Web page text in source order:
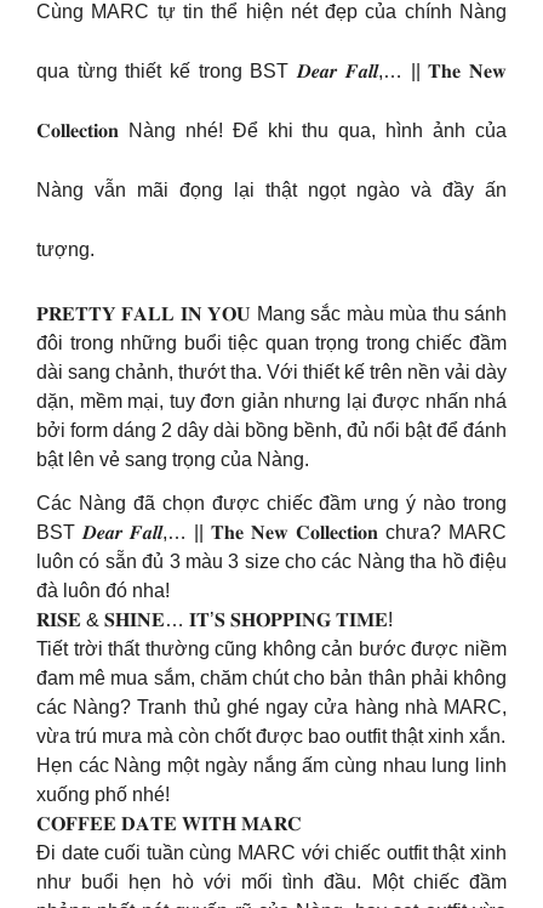
Cùng MARC tự tin thể hiện nét đẹp của chính Nàng
qua từng thiết kế trong BST 𝑫𝒆𝒂𝒓 𝑭𝒂𝒍𝒍,… || 𝐓𝐡𝐞 𝐍𝐞𝐰
𝐂𝐨𝐥𝐥𝐞𝐜𝐭𝐢𝐨𝐧 Nàng nhé! Để khi thu qua, hình ảnh của
Nàng vẫn mãi đọng lại thật ngọt ngào và đầy ấn
tượng.
𝐏𝐑𝐄𝐓𝐓𝐘 𝐅𝐀𝐋𝐋 𝐈𝐍 𝐘𝐎𝐔 Mang sắc màu mùa thu sánh
đôi trong những buổi tiệc quan trọng trong chiếc đầm
dài sang chảnh, thướt tha. Với thiết kế trên nền vải dày
dặn, mềm mại, tuy đơn giản nhưng lại được nhấn nhá
bởi form dáng 2 dây dài bồng bềnh, đủ nổi bật để đánh
bật lên vẻ sang trọng của Nàng.
Các Nàng đã chọn được chiếc đầm ưng ý nào trong
BST 𝑫𝒆𝒂𝒓 𝑭𝒂𝒍𝒍,… || 𝐓𝐡𝐞 𝐍𝐞𝐰 𝐂𝐨𝐥𝐥𝐞𝐜𝐭𝐢𝐨𝐧 chưa? MARC
luôn có sẵn đủ 3 màu 3 size cho các Nàng tha hồ điệu
đà luôn đó nha!
𝐑𝐈𝐒𝐄 & 𝐒𝐇𝐈𝐍𝐄… 𝐈𝐓’𝐒 𝐒𝐇𝐎𝐏𝐏𝐈𝐍𝐆 𝐓𝐈𝐌𝐄!
Tiết trời thất thường cũng không cản bước được niềm
đam mê mua sắm, chăm chút cho bản thân phải không
các Nàng? Tranh thủ ghé ngay cửa hàng nhà MARC,
vừa trú mưa mà còn chốt được bao outfit thật xinh xắn.
Hẹn các Nàng một ngày nắng ấm cùng nhau lung linh
xuống phố nhé!
𝐂𝐎𝐅𝐅𝐄𝐄 𝐃𝐀𝐓𝐄 𝐖𝐈𝐓𝐇 𝐌𝐀𝐑𝐂
Đi date cuối tuần cùng MARC với chiếc outfit thật xinh
như buổi hẹn hò với mối tình đầu. Một chiếc đầm